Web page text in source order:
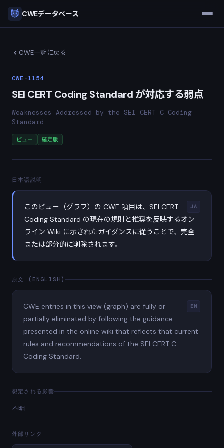
CWEデータベース
CWE一覧に戻る
CWE-1154
SEI CERT Coding Standard が対応する弱点
Weaknesses Addressed by the SEI CERT C Coding
Standard
ビュー 確定版
日本語説明
JA
このビュー（グラフ）の CWE 項目は、SEI CERT
Coding Standard の現在の規則と推奨を反映するオン
ライン Wiki に示されたガイダンスに従うことで、完全
または部分的に削除されます。
原文 (ENGLISH)
EN
CWE entries in this view (graph) are fully or
partially eliminated by following the guidance
presented in the online wiki that reflects that current
rules and recommendations of the SEI CERT C
Coding Standard.
想定される影響
不明
外部リンク